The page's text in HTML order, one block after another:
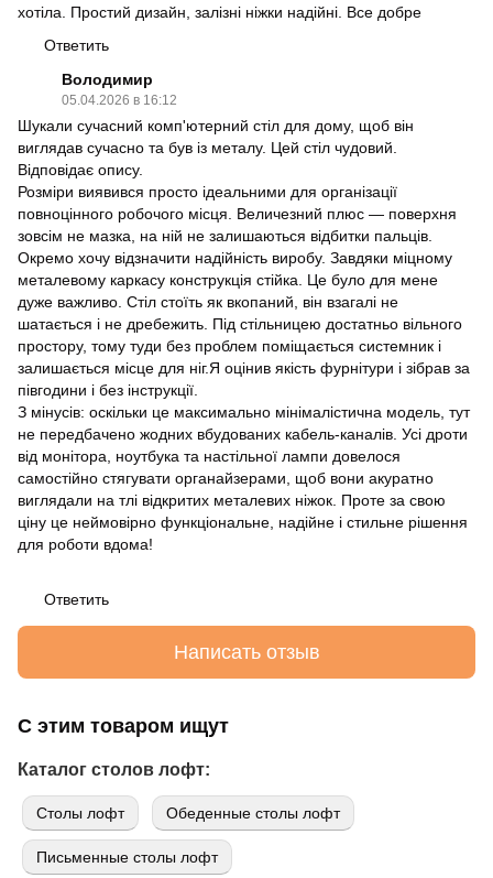
хотіла. Простий дизайн, залізні ніжки надійні. Все добре
Ответить
Володимир
05.04.2026 в 16:12
Шукали сучасний комп'ютерний стіл для дому, щоб він
виглядав сучасно та був із металу. Цей стіл чудовий.
Відповідає опису.
Розміри виявився просто ідеальними для організації
повноцінного робочого місця. Величезний плюс — поверхня
зовсім не мазка, на ній не залишаються відбитки пальців.
Окремо хочу відзначити надійність виробу. Завдяки міцному
металевому каркасу конструкція стійка. Це було для мене
дуже важливо. Стіл стоїть як вкопаний, він взагалі не
шатається і не дребежить. Під стільницею достатньо вільного
простору, тому туди без проблем поміщається системник і
залишається місце для ніг.Я оцінив якість фурнітури і зібрав за
півгодини і без інструкції.
З мінусів: оскільки це максимально мінімалістична модель, тут
не передбачено жодних вбудованих кабель-каналів. Усі дроти
від монітора, ноутбука та настільної лампи довелося
самостійно стягувати органайзерами, щоб вони акуратно
виглядали на тлі відкритих металевих ніжок. Проте за свою
ціну це неймовірно функціональне, надійне і стильне рішення
для роботи вдома!
Ответить
Написать отзыв
С этим товаром ищут
Каталог столов лофт:
Cтолы лофт Обеденные столы лофт
Письменные столы лофт